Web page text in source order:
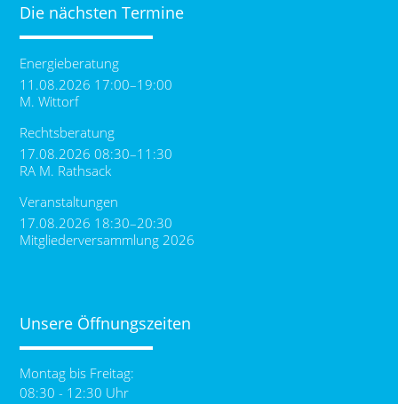
Die nächsten Termine
Energieberatung
11.08.2026 17:00–19:00
M. Wittorf
Rechtsberatung
17.08.2026 08:30–11:30
RA M. Rathsack
Veranstaltungen
17.08.2026 18:30–20:30
Mitgliederversammlung 2026
Unsere Öffnungszeiten
Montag bis Freitag:
08:30 - 12:30 Uhr